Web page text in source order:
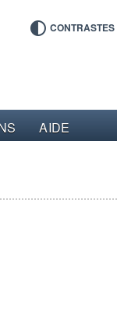
CONTRASTES
AIDE